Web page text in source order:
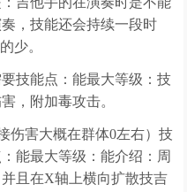
，技能还会持续一段时
少。
技能点：能最大等级：技
，附加毒攻击。
伤害大概在群体0左右）技
能最大等级：能介绍：周
且在X轴上横向扩散技吉